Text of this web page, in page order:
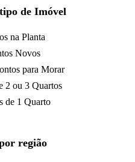
de Imóvel
na Planta
Novos
para Morar
2 ou 3 Quartos
de 1 Quarto
região